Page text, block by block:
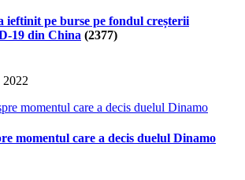
ieftinit pe burse pe fondul creșterii
19 din China (2377)
2022
momentul care a decis duelul Dinamo